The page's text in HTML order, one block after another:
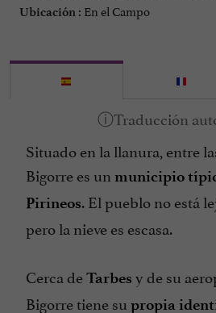
Ubicación : En el Campo
Situado en la llanura, entre
Bigorre es un municipio
Pirineos. El pueblo no está
pero la nieve es escasa.
Cerca deTarbes y de su
Bigorre tiene su propia